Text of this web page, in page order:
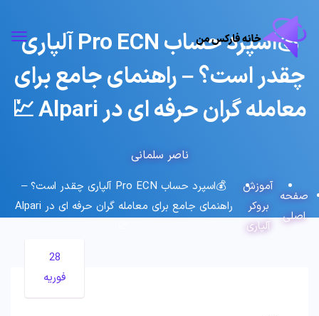
💰اسپرد حساب Pro ECN آلپاری
چقدر است؟ – راهنمای جامع برای
معامله گران حرفه ای در Alpari 💹
ناصر سلمانی
صفحه
اصلی
آموزش
بروکر
آلپاری
💰اسپرد حساب Pro ECN آلپاری چقدر است؟ –
راهنمای جامع برای معامله گران حرفه ای در Alpari
28
فوریه